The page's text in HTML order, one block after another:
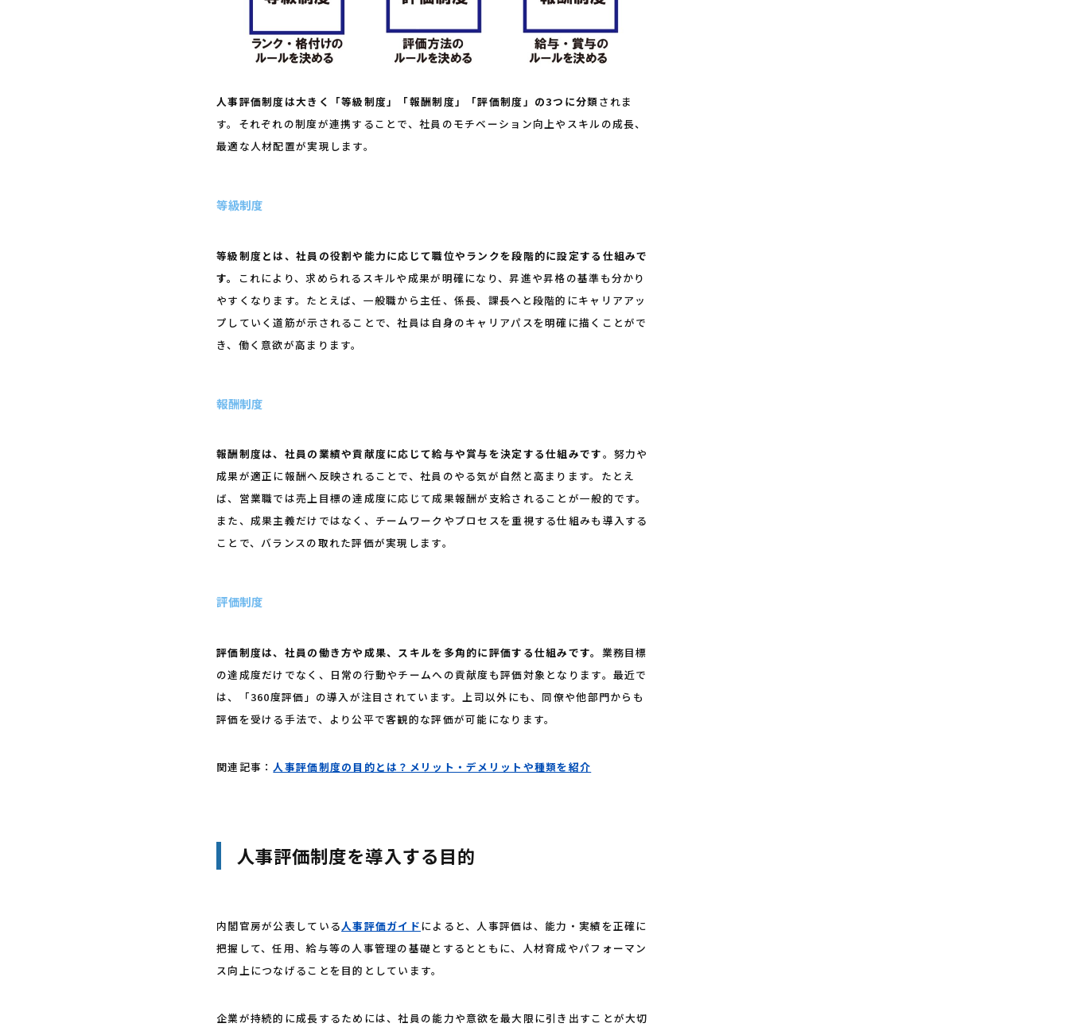
人事評価制度は大きく「等級制度」「報酬制度」「評価制度」の3つに分類されま
す。それぞれの制度が連携することで、社員のモチベーション向上やスキルの成長、
最適な人材配置が実現します。
等級制度
等級制度とは、社員の役割や能力に応じて職位やランクを段階的に設定する仕組みで
す。
これにより、求められるスキルや成果が明確になり、昇進や昇格の基準も分かり
やすくなります。たとえば、一般職から主任、係長、課長へと段階的にキャリアアッ
プしていく道筋が示されることで、社員は自身のキャリアパスを明確に描くことがで
き、働く意欲が高まります。
報酬制度
報酬制度は、社員の業績や貢献度に応じて給与や賞与を決定する仕組みです。努力や
成果が適正に報酬へ反映されることで、社員のやる気が自然と高まります。たとえ
ば、営業職では売上目標の達成度に応じて成果報酬が支給されることが一般的です。
また、成果主義だけではなく、チームワークやプロセスを重視する仕組みも導入する
ことで、バランスの取れた評価が実現します。
評価制度
評価制度は、社員の働き方や成果、スキルを多角的に評価する仕組みです。 業務目標
の達成度だけでなく、日常の行動やチームへの貢献度も評価対象となります。最近で
は、「360度評価」の導入が注目されています。上司以外にも、同僚や他部門からも
評価を受ける手法で、より公平で客観的な評価が可能になります。
関連記事： 人事評価制度の目的とは？メリット・デメリットや種類を紹介
人事評価制度を導入する目的
内閣官房が公表している人事評価ガイドによると、人事評価は、能力・実績を正確に
把握して、任用、給与等の人事管理の基礎とするとともに、人材育成やパフォーマン
ス向上につなげることを目的としています。
企業が持続的に成長するためには、社員の能力や意欲を最大限に引き出すことが大切